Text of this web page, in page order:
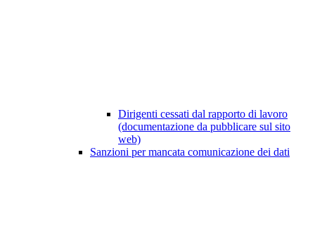
Dirigenti cessati dal rapporto di lavoro
(documentazione da pubblicare sul sito
web)
Sanzioni per mancata comunicazione dei dati